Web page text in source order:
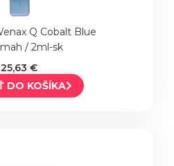
Q Cobalt Blue
/ 2ml-sk
25,63 €
DO KOŠÍKA